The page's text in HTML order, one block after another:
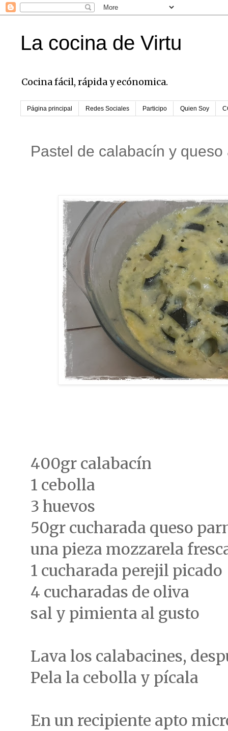
La cocina de Virtu
Cocina fácil, rápida y ecónomica.
Página principal Redes Sociales Participo Quien Soy
Pastel de calabacín y queso
400gr calabacín
1 cebolla
3 huevos
50gr cucharada queso
una pieza mozzarela
1 cucharada perejil picado
4 cucharadas de oliva
sal y pimienta al gusto
Lava los calabacines,
Pela la cebolla y pícala
En un recipiente apto